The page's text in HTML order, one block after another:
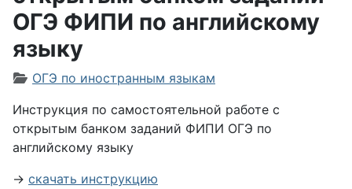
ОГЭ ФИПИ по английскому
языку
Информация о материале
ОГЭ по иностранным языкам
Инструкция по самостоятельной работе с
открытым банком заданий ФИПИ ОГЭ по
английскому языку
→ скачать инструкцию